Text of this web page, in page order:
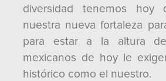
diversidad tenemos hoy
nuestra nueva fortaleza
para estar a la altura
mexicanos de hoy le
histórico como el nuestro.